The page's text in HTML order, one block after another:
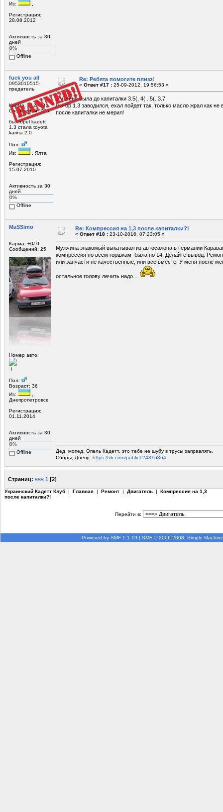
Из:
Регистрация:
28.08.2012
Активность за 30
дней
0%
Offline
fuck you all
0953010515-
предатель
Карма: +12/-20
Сообщений: 706
был opel kadett
1.3 стала toyota
karina 2.0
Пол:
Из:
, Ялта
Регистрация:
15.07.2010
Активность за 30
дней
0%
Offline
Re: Ребята помогите плизз!
« Ответ #17 : 25-09-2012, 19:56:53 »
а у меня была до капиталки 3.5(, 4( . 5(. 3.7
мотор 1.3 заводился, ехал пойдет так, только масло жрал как не
после капиталки не мерил!
MaSSimo
Карма: +0/-0
Сообщений: 25
Номер авто:
:)
Пол:
Возраст: 36
Из:
Днепропетровск
Регистрация:
01.11.2014
Активность за 30
дней
0%
Offline
Re: Компрессия на 1,3 после капиталки?!
« Ответ #18 : 23-10-2016, 07:23:05 »
Мужчина знакомый выкатывал из автосалона в Германии
компрессия по всем горшкам была по 14! Делайте вывод.
или запчасти не качественные, или все вместе. У меня после
остальное голову лечить надо...
Дед, мопед, Опель Кадетт, это тебе не шубу в трусы заправлять.
Сборы, Днепр. https://vk.com/public124816364
Страниц: ««« 1 [2]
Украинский Кадетт Клуб | Главная | Ремонт | Двигатель | Компрессия на 1,3
после капиталки?!
Перейти в:
Powered by SMF 1.1.19 | SMF © 2006-2008, Simple